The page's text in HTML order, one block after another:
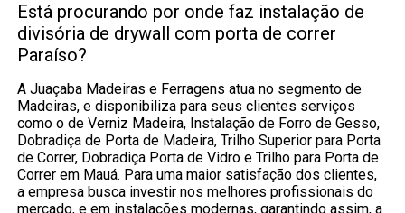
Está procurando por onde faz instalação de
divisória de drywall com porta de correr
Paraíso?
A Juaçaba Madeiras e Ferragens atua no segmento de
Madeiras, e disponibiliza para seus clientes serviços
como o de Verniz Madeira, Instalação de Forro de Gesso,
Dobradiça de Porta de Madeira, Trilho Superior para Porta
de Correr, Dobradiça Porta de Vidro e Trilho para Porta de
Correr em Mauá. Para uma maior satisfação dos clientes,
a empresa busca investir nos melhores profissionais do
mercado, e em instalações modernas, garantindo assim, a